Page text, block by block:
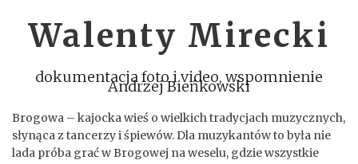
Walenty Mirecki
dokumentacja foto i video, wspomnienie
Andrzej Bieńkowski
Brogowa – kajocka wieś o wielkich tradycjach muzycznych,
słynąca z tancerzy i śpiewów. Dla muzykantów to była nie
lada próba grać w Brogowej na weselu, gdzie wszystkie